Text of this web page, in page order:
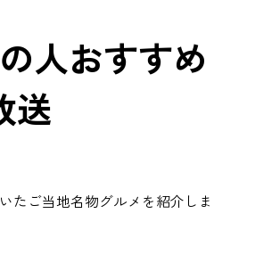
人おすすめ
送
たご当地名物グルメを紹介しま